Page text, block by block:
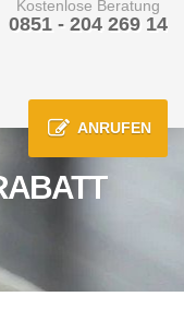
Kostenlose Beratung
0851 - 204 269 14
ANRUFEN